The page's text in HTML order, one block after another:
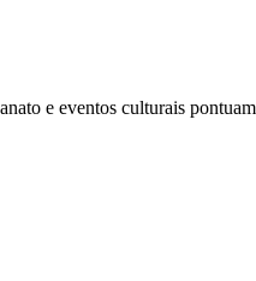
e eventos culturais